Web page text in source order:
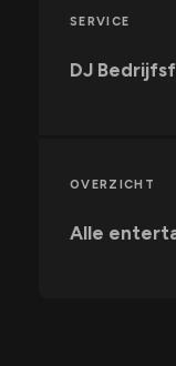
SERVICE
DJ
OVERZICHT
Alle